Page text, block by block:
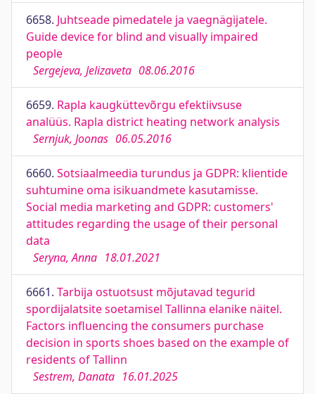
6658. Juhtseade pimedatele ja vaegnägijatele.
Guide device for blind and visually impaired
people
Sergejeva, Jelizaveta 08.06.2016
6659. Rapla kaugküttevõrgu efektiivsuse
analüüs. Rapla district heating network analysis
Sernjuk, Joonas 06.05.2016
6660. Sotsiaalmeedia turundus ja GDPR: klientide
suhtumine oma isikuandmete kasutamisse.
Social media marketing and GDPR: customers'
attitudes regarding the usage of their personal
data
Seryna, Anna 18.01.2021
6661. Tarbija ostuotsust mõjutavad tegurid
spordijalatsite soetamisel Tallinna elanike näitel.
Factors influencing the consumers purchase
decision in sports shoes based on the example of
residents of Tallinn
Sestrem, Danata 16.01.2025